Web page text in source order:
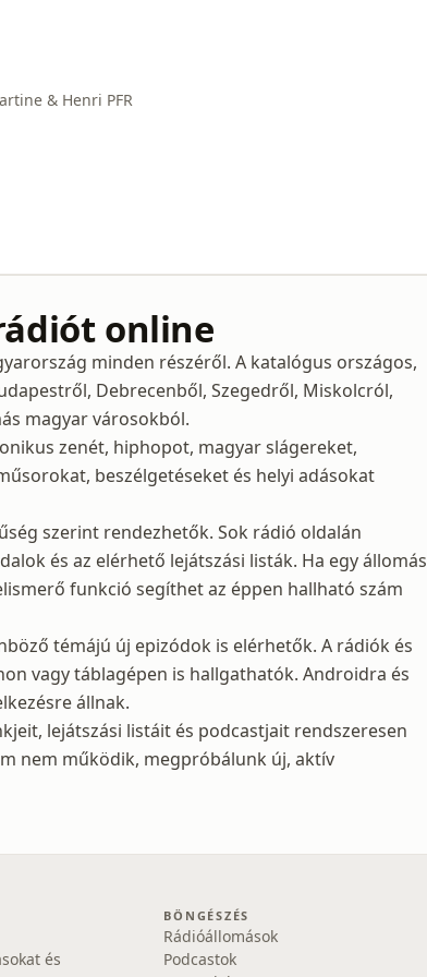
& Henri PFR
online
minden részéről. A katalógus országos,
Debrecenből, Szegedről, Miskolcról,
magyar városokból.
zenét, hiphopot, magyar slágereket,
beszélgetéseket és helyi adásokat
szerint rendezhetők. Sok rádió oldalán
és az elérhető lejátszási listák. Ha egy állomás
funkció segíthet az éppen hallható szám
témájú új epizódok is elérhetők. A rádiók és
vagy táblagépen is hallgathatók. Androidra és
állnak.
lejátszási listáit és podcastjait rendszeresen
nem működik, megpróbálunk új, aktív
és
BÖNGÉSZÉS
Rádióállomások
Podcastok